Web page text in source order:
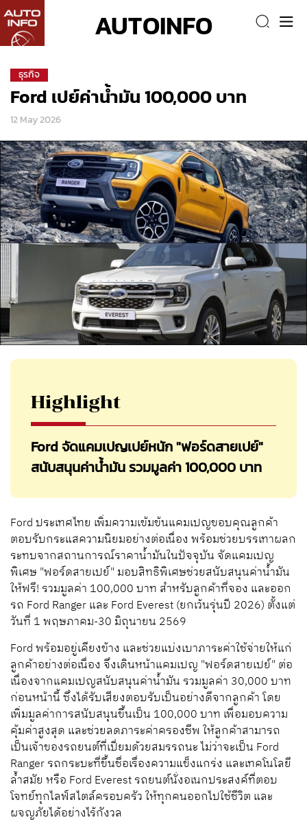
AUTOINFO
ธุรกิจ
Ford เปย์ค่าน้ำมัน 100,000 บาท
12 May 2026
Highlight
Ford จัดแคมเปญเปย์หนัก "ฟอร์ดสายเปย์"
สนับสนุนค่าน้ำมัน รวมมูลค่า 100,000 บาท
Ford ประเทศไทย เพิ่มความเข้มข้นแคมเปญขอบคุณลูกค้า
ตอบรับกระแสความนิยมอย่างต่อเนื่อง พร้อมช่วยบรรเทาผลก
ระทบจากสถานการณ์ราคาน้ำมันในปัจจุบัน จัดแคมเปญ
พิเศษ "ฟอร์ดสายเปย์" มอบสิทธิพิเศษช่วยสนับสนุนค่าน้ำมัน
ให้ฟรี! รวมมูลค่า 100,000 บาท สำหรับลูกค้าที่จอง และออก
รถ Ford Ranger และ Ford Everest (ยกเว้นรุ่นปี 2026) ตั้งแต่
วันที่ 1 พฤษภาคม-30 มิถุนายน 2569
Ford พร้อมอยู่เคียงข้าง และช่วยแบ่งเบาภาระค่าใช้จ่ายให้แก่
ลูกค้าอย่างต่อเนื่อง จึงเดินหน้าแคมเปญ "ฟอร์ดสายเปย์" ต่อ
เนื่องจากแคมเปญสนับสนุนค่าน้ำมัน รวมมูลค่า 30,000 บาท
ก่อนหน้านี้ ซึ่งได้รับเสียงตอบรับเป็นอย่างดีจากลูกค้า โดย
เพิ่มมูลค่าการสนับสนุนขึ้นเป็น 100,000 บาท เพื่อมอบความ
คุ้มค่าสูงสุด และช่วยลดภาระค่าครองชีพ ให้ลูกค้าสามารถ
เป็นเจ้าของรถยนต์ที่เปี่ยมด้วยสมรรถนะ ไม่ว่าจะเป็น Ford
Ranger รถกระบะที่ขึ้นชื่อเรื่องความแข็งแกร่ง และเทคโนโลยี
ล้ำสมัย หรือ Ford Everest รถยนต์นั่งอเนกประสงค์ที่ตอบ
โจทย์ทุกไลฟ์สไตล์ครอบครัว ให้ทุกคนออกไปใช้ชีวิต และ
ผจญภัยได้อย่างไร้กังวล